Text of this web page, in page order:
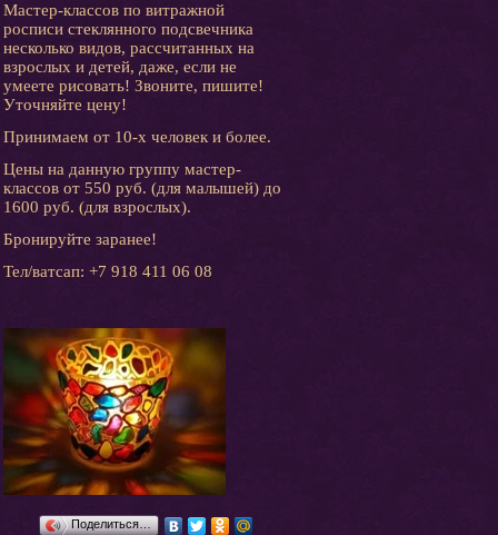
Мастер-классов по витражной
росписи стеклянного подсвечника
несколько видов, рассчитанных на
взрослых и детей, даже, если не
умеете рисовать! Звоните, пишите!
Уточняйте цену!
Принимаем от 10-х человек и более.
Цены на данную группу мастер-
классов от 550 руб. (для малышей) до
1600 руб. (для взрослых).
Бронируйте заранее!
Тел/ватсап: +7 918 411 06 08
Поделиться…